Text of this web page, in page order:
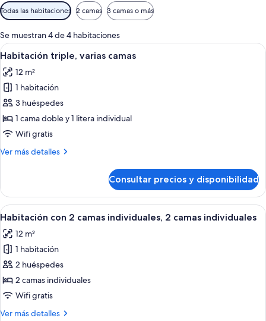
Filtros
disponibles
para
las
habitaciones
Todas las habitaciones 2 camas 3 camas o más
Se muestran 4 de 4 habitaciones
Abrir
todas
las
fotos
de
Habitación
triple,
camas
Una habitación de hotel con una
4
Habitación triple, varias camas
12 m²
1 habitación
3 huéspedes
1 cama doble y 1 litera individual
Wifi gratis
Ver más detalles
Más
triple,
varias
camas
Consultar precios y disponibilidad
Abrir
todas
las
fotos
de
Habitación
con
Habitación con 2 camas
5
Habitación con 2 camas individuales, 2 camas individuales
12 m²
1 habitación
2 huéspedes
2 camas individuales
Wifi gratis
Ver más detalles
Más